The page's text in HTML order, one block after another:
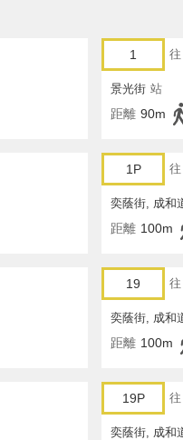
1 往
景光街 站
距離 90m
1P 往
奕蔭街, 成和
距離 100m
19 往
奕蔭街, 成和
距離 100m
19P 往
奕蔭街, 成和